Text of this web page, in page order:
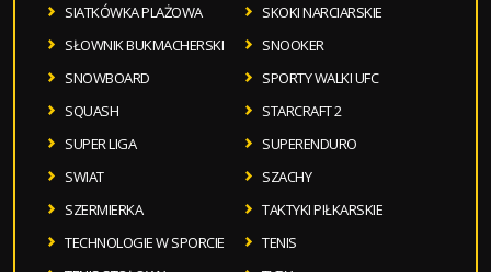
SIATKÓWKA PLAŻOWA
SKOKI NARCIARSKIE
SŁOWNIK BUKMACHERSKI
SNOOKER
SNOWBOARD
SPORTY WALKI UFC
SQUASH
STARCRAFT 2
SUPER LIGA
SUPERENDURO
SWIAT
SZACHY
SZERMIERKA
TAKTYKI PIŁKARSKIE
TECHNOLOGIE W SPORCIE
TENIS